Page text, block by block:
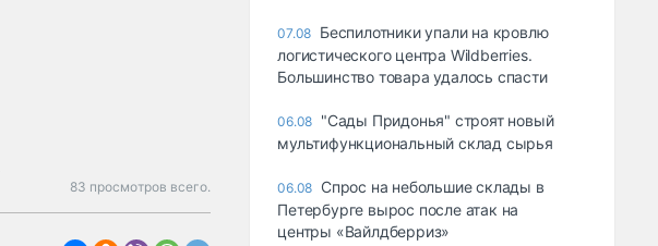
83 просмотров всего.
07.08 Беспилотники упали на кровлю
логистического центра Wildberries.
Большинство товара удалось спасти
06.08 "Сады Придонья" строят новый
мультифункциональный склад сырья
06.08 Спрос на небольшие склады в
Петербурге вырос после атак на
центры «Вайлдберриз»